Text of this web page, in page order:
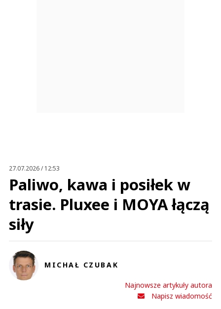
27.07.2026 / 12:53
Paliwo, kawa i posiłek w
trasie. Pluxee i MOYA łączą
siły
MICHAŁ CZUBAK
Najnowsze artykuły autora
Napisz wiadomość